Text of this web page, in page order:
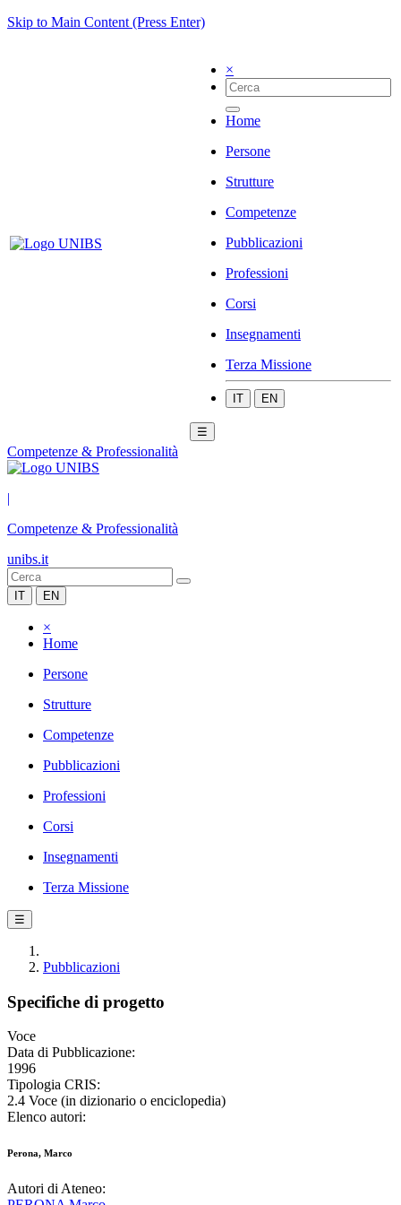
Skip to Main Content (Press Enter)
×
Home
Persone
Strutture
Competenze
Pubblicazioni
Professioni
Corsi
Insegnamenti
Terza Missione
IT EN
☰
Competenze & Professionalità
|
Competenze & Professionalità
unibs.it
IT EN
×
Home
Persone
Strutture
Competenze
Pubblicazioni
Professioni
Corsi
Insegnamenti
Terza Missione
☰
Pubblicazioni
Specifiche di progetto
Voce
Data di Pubblicazione:
1996
Tipologia CRIS:
2.4 Voce (in dizionario o enciclopedia)
Elenco autori:
Perona, Marco
Autori di Ateneo: